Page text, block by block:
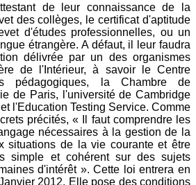
de leur connaissance de la
des collèges, le certificat d'aptitude
d'études professionnelles, ou un
étrangère. A défaut, il leur faudra
délivrée par un des organismes
de l'Intérieur, à savoir le Centre
pédagogiques, la Chambre de
de Paris, l'université de Cambridge
l'Education Testing Service. Comme
précités, « Il faut comprendre les
nécessaires à la gestion de la
situations de la vie courante et être
simple et cohérent sur des sujets
d'intérêt ». Cette loi entrera en
2012. Elle pose des conditions